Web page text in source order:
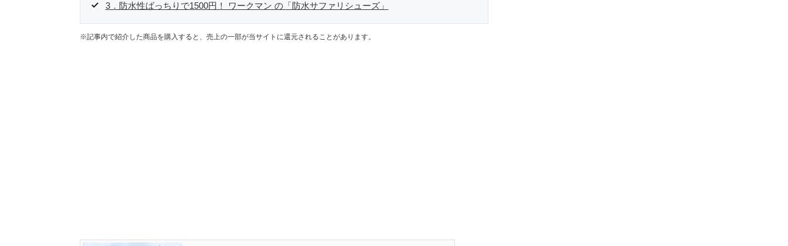
3．防水性ばっちりで1500円！ ワークマン の「防水サファリシューズ」
※記事内で紹介した商品を購入すると、売上の一部が当サイトに還元されることがあります。